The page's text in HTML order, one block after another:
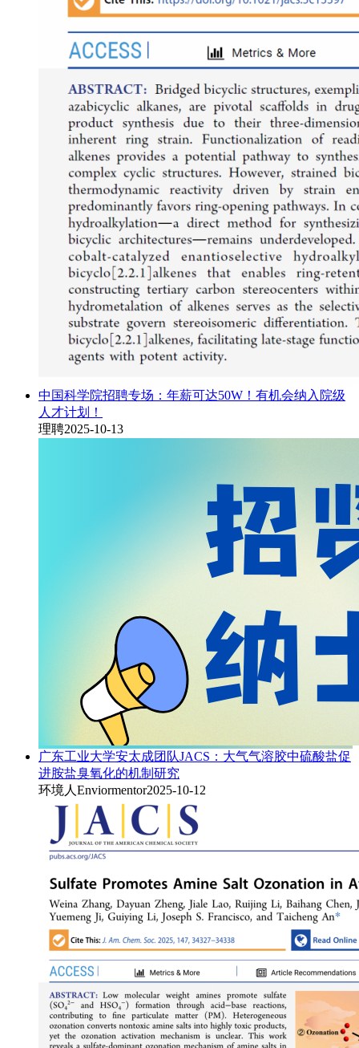
中国科学院招聘专场：年薪可达50W！有机会纳入院级
人才计划！
理聘2025-10-13
广东工业大学安太成团队JACS：大气气溶胶中硫酸盐促
进胺盐臭氧化的机制研究
环境人Enviormentor2025-10-12